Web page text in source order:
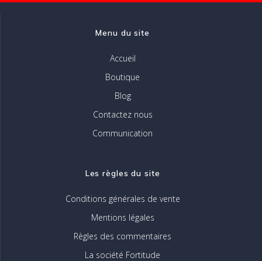
Menu du site
Accueil
Boutique
Blog
Contactez nous
Communication
Les règles du site
Conditions générales de vente
Mentions légales
Règles des commentaires
La société Fortitude